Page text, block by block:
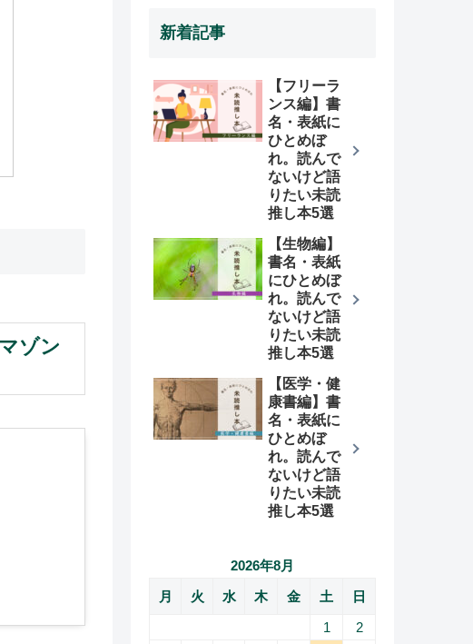
ゾン
新着記事
【フリーラ
ンス編】書
名・表紙に
ひとめぼ
れ。読んで
ないけど語
りたい未読
推し本5選
【生物編】
書名・表紙
にひとめぼ
れ。読んで
ないけど語
りたい未読
推し本5選
【医学・健
康書編】書
名・表紙に
ひとめぼ
れ。読んで
ないけど語
りたい未読
推し本5選
2026年8月
月
火 水 木 金 土
日
1
2